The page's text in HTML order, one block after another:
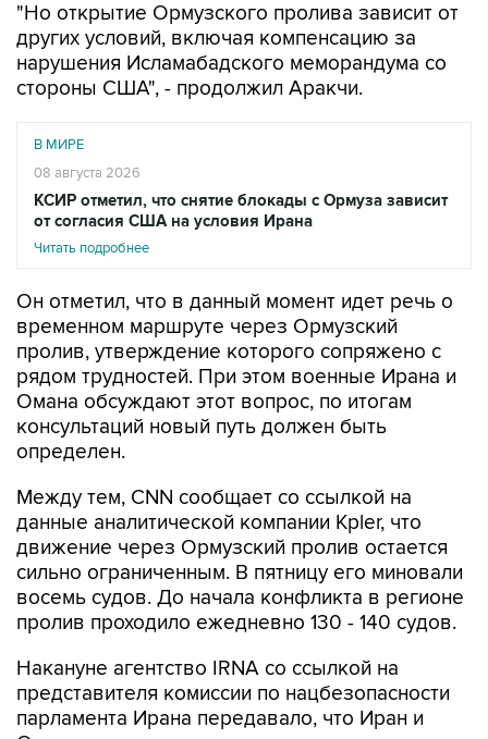
"Но открытие Ормузского пролива зависит от
других условий, включая компенсацию за
нарушения Исламабадского меморандума со
стороны США", - продолжил Аракчи.
В МИРЕ
08 августа 2026
КСИР отметил, что снятие блокады с Ормуза зависит
от согласия США на условия Ирана
Читать подробнее
Он отметил, что в данный момент идет речь о
временном маршруте через Ормузский
пролив, утверждение которого сопряжено с
рядом трудностей. При этом военные Ирана и
Омана обсуждают этот вопрос, по итогам
консультаций новый путь должен быть
определен.
Между тем, CNN сообщает со ссылкой на
данные аналитической компании Kpler, что
движение через Ормузский пролив остается
сильно ограниченным. В пятницу его миновали
восемь судов. До начала конфликта в регионе
пролив проходило ежедневно 130 - 140 судов.
Накануне агентство IRNA со ссылкой на
представителя комиссии по нацбезопасности
парламента Ирана передавало, что Иран и